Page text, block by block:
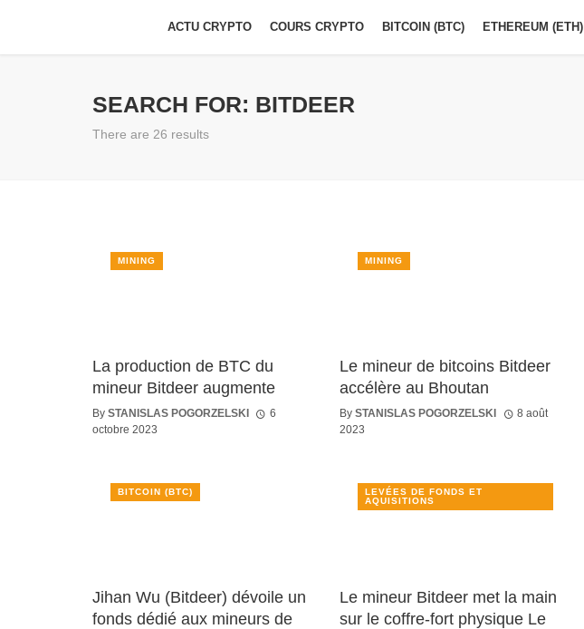
ACTU CRYPTO COURS CRYPTO BITCOIN (BTC) ETHEREUM (ETH)
SEARCH FOR: BITDEER
There are 26 results
La production de BTC du
mineur Bitdeer augmente
By STANISLAS POGORZELSKI
6
octobre 2023
MINING
Le mineur de bitcoins Bitdeer
accélère au Bhoutan
BySTANISLAS POGORZELSKI
8 août
2023
MINING
Jihan Wu (Bitdeer) dévoile un
fonds dédié aux mineurs de
BITCOIN (BTC)
Le mineur Bitdeer met la main
sur le coffre-fort physique Le
LEVÉES DE FONDS ET
AQUISITIONS